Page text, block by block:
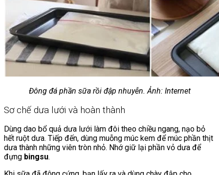
Đông đá phần sữa rồi đập nhuyễn. Ảnh: Internet
Sơ chế dưa lưới và hoàn thành
Dùng dao bổ quả dưa lưới làm đôi theo chiều ngang, nạo bỏ
hết ruột dưa. Tiếp đến, dùng muỗng múc kem để múc phần thịt
dưa thành những viên tròn nhỏ. Nhớ giữ lại phần vỏ dưa để
đựng bingsu.